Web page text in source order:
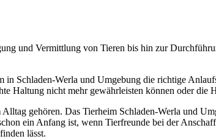
und Vermittlung von Tieren bis hin zur
Schladen-Werla und Umgebung die richtige
Haltung nicht mehr gewährleisten können oder die
gehören. Das Tierheim Schladen-Werla und
ein Anfang ist, wenn Tierfreunde bei der
lässt.